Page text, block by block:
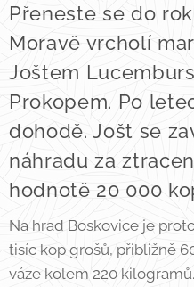
Přeneste se do
Moravě vrcholí
Joštem
Prokopem. Po
dohodě. Jošt se
náhradu za
hodnotě 20 000
Na hrad Boskovice je
tisíc kop grošů, přibližně
váze kolem 220